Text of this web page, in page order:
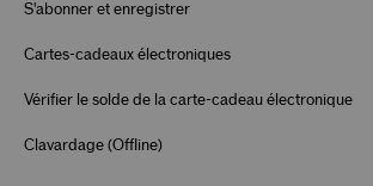
S'abonner et enregistrer
Cartes-cadeaux électroniques
Vérifier le solde de la carte-cadeau électronique
Clavardage (Offline)